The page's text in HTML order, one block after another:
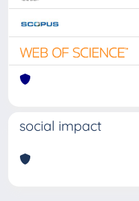
social impact